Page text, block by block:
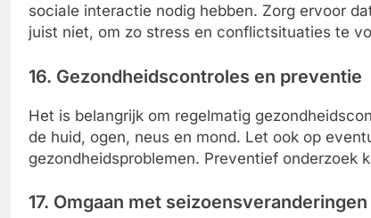
sociale interactie nodig hebben. Zorg ervoor
juist niet, om zo stress en conflictsituaties te
16. Gezondheidscontroles en preventie
Het is belangrijk om regelmatig
de huid, ogen, neus en mond. Let ook op
gezondheidsproblemen. Preventief onderzoek
17. Omgaan met seizoensveranderingen